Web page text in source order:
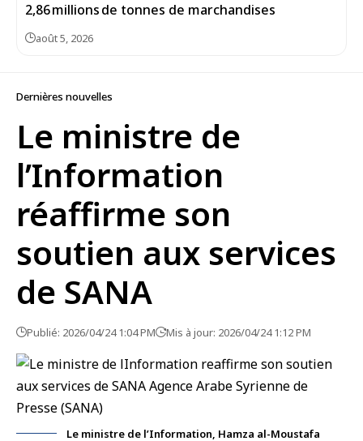
2,86 millions de tonnes de marchandises
août 5, 2026
Dernières nouvelles
Le ministre de
l’Information
réaffirme son
soutien aux services
de SANA
Publié: 2026/04/24 1:04 PM Mis à jour: 2026/04/24 1:12 PM
Le ministre de l’Information, Hamza al-Moustafa